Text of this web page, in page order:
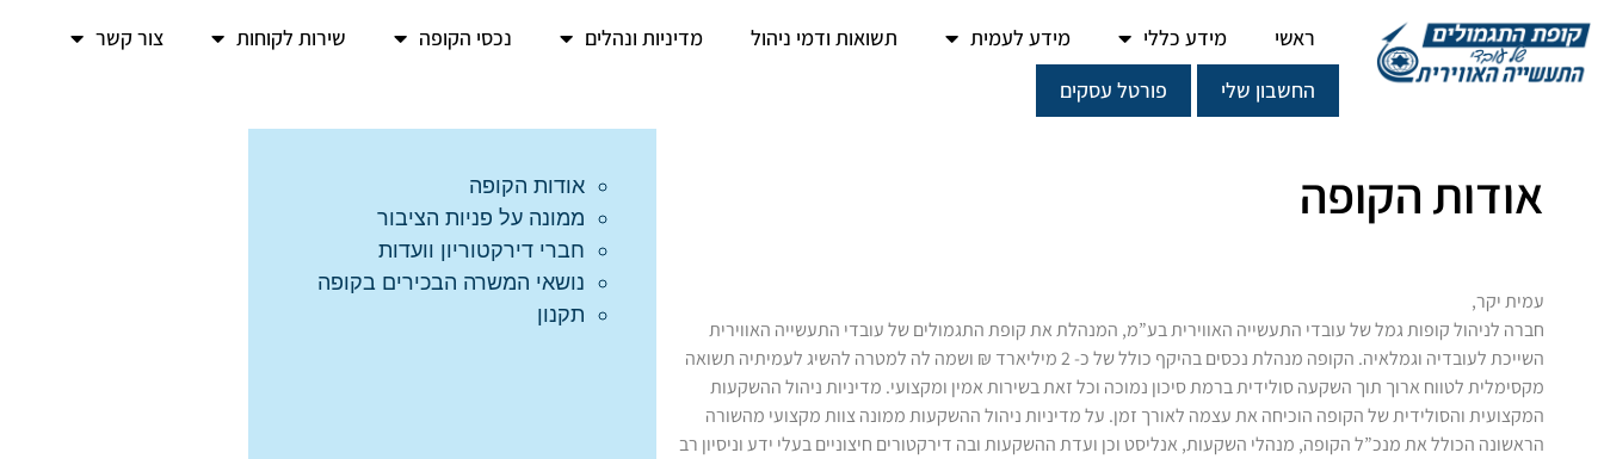
ראשי מידע כללי מידע לעמית תשואות ודמי ניהול מדיניות ונהלים נכסי הקופה שירות לקוחות
צור קשר
החשבון שלי
פורטל עסקים
אודות הקופה
עמית יקר,
חברה לניהול קופות גמל של עובדי התעשייה האווירית בע”מ, המנהלת את קופת התגמולים של עובדי התעשייה האווירית
השייכת לעובדיה וגמלאיה. הקופה מנהלת נכסים בהיקף כולל של כ- 2 מיליארד ₪ ושמה לה למטרה להשיג לעמיתיה תשואה
מקסימלית לטווח ארוך תוך השקעה סולידית ברמת סיכון נמוכה וכל זאת בשירות אמין ומקצועי. מדיניות ניהול ההשקעות
המקצועית והסולידית של הקופה הוכיחה את עצמה לאורך זמן. על מדיניות ניהול ההשקעות ממונה צוות מקצועי מהשורה
הראשונה הכולל את מנכ”ל הקופה, מנהלי השקעות, אנליסט וכן ועדת ההשקעות ובה דירקטורים חיצוניים בעלי ידע וניסיון רב
אודות הקופה
ממונה על פניות הציבור
חברי דירקטוריון וועדות
נושאי המשרה הבכירים בקופה
תקנון